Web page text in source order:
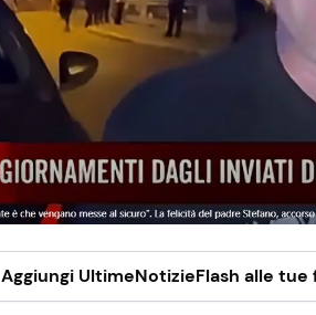
Aggiungi UltimeNotizieFlash alle